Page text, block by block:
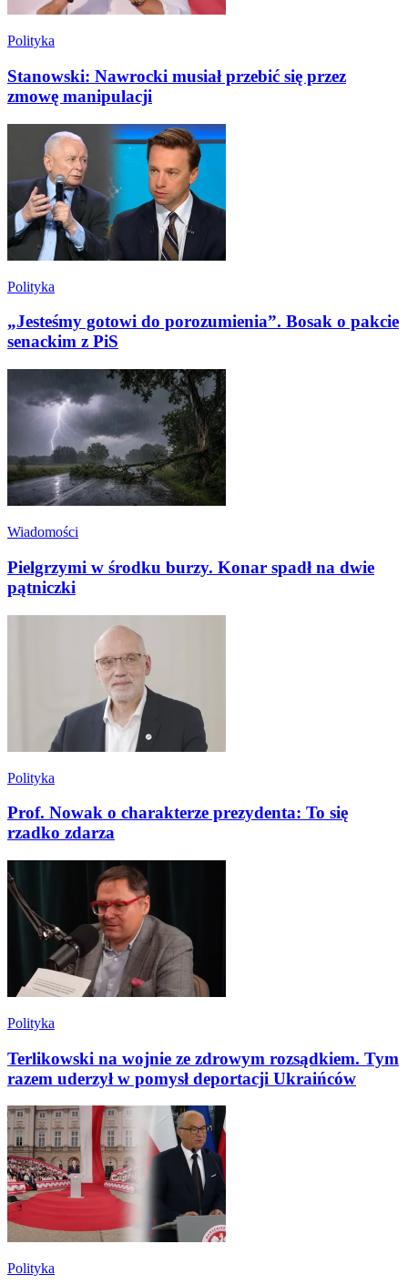
Polityka
Stanowski: Nawrocki musiał przebić się przez
zmowę manipulacji
Polityka
„Jesteśmy gotowi do porozumienia”. Bosak o pakcie
senackim z PiS
Wiadomości
Pielgrzymi w środku burzy. Konar spadł na dwie
pątniczki
Polityka
Prof. Nowak o charakterze prezydenta: To się
rzadko zdarza
Polityka
Terlikowski na wojnie ze zdrowym rozsądkiem. Tym
razem uderzył w pomysł deportacji Ukraińców
Polityka